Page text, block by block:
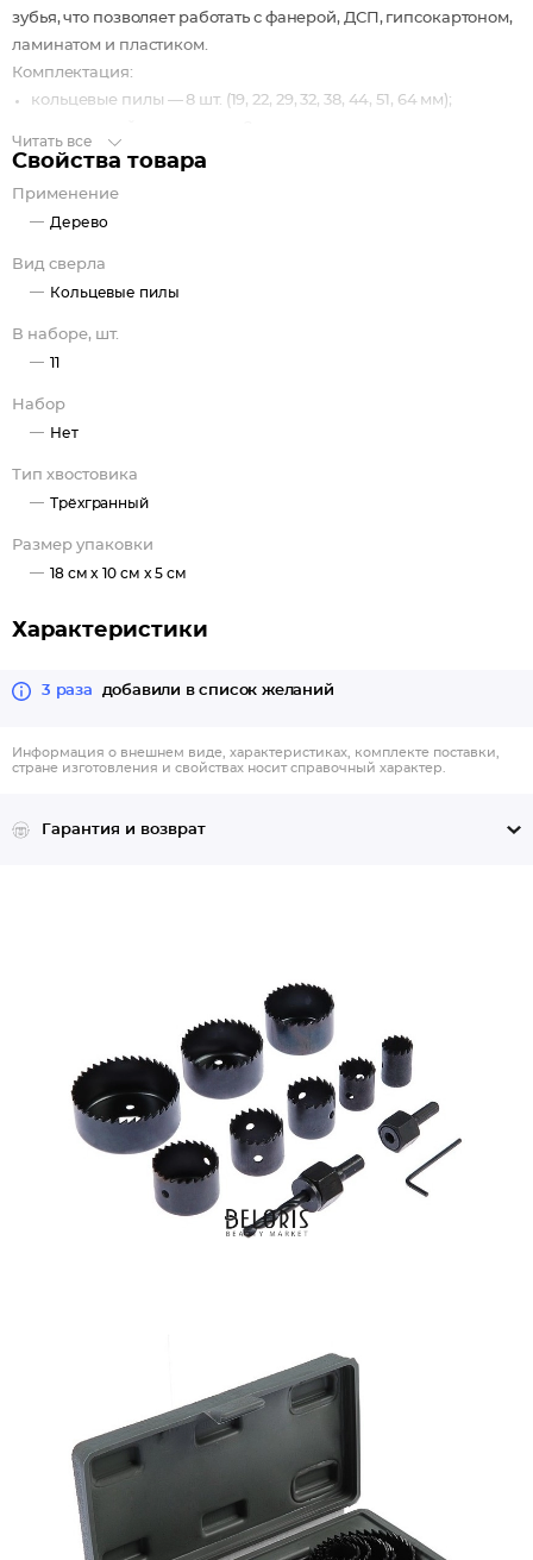
зубья, что позволяет работать с фанерой, ДСП, гипсокартоном,
ламинатом и пластиком.
Комплектация:
кольцевые пилы — 8 шт. (19, 22, 29, 32, 38, 44, 51, 64 мм);
шестигранный ключ (2.5 мм);
Читать все
Свойства товара
Применение
Дерево
Вид сверла
Кольцевые пилы
В наборе, шт.
11
Набор
Нет
Тип хвостовика
Трёхгранный
Размер упаковки
18 см x 10 см x 5 см
Характеристики
3 раза добавили в список желаний
Информация о внешнем виде, характеристиках, комплекте поставки,
стране изготовления и свойствах носит справочный характер.
Гарантия и возврат